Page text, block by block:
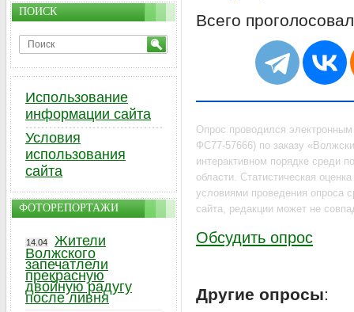
Всего
Опрос проводился
ФС77-57666) по заказу
интерактивном порядке среди
области. Статистическая
условиями проведения опроса
сайта, редакции может не
Обсудить опрос
Другие опросы:
ПОИСК
Использование
информации сайта
Условия
использования
сайта
ФОТОРЕПОРТАЖИ
14.04
Жители
Волжского
запечатлели
прекрасную
двойную радугу
после ливня